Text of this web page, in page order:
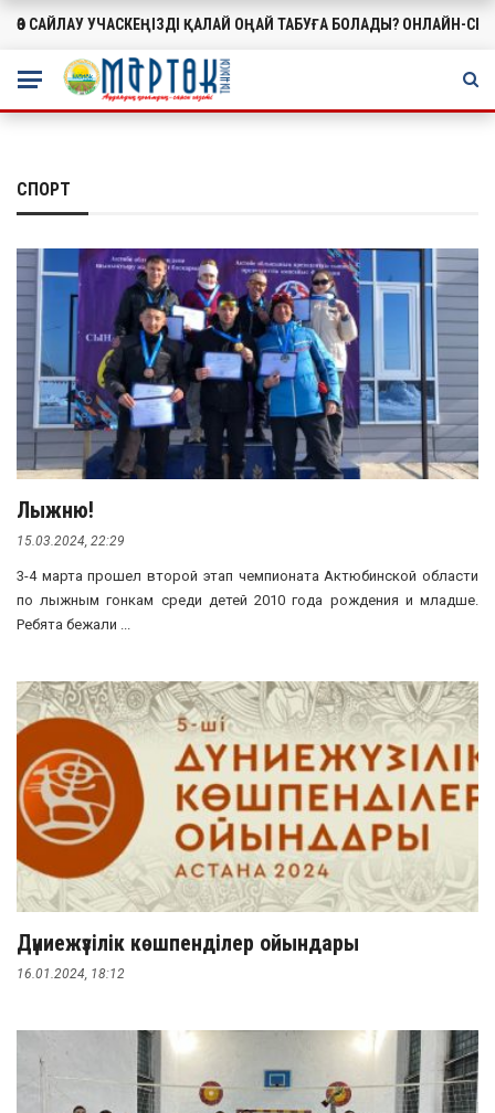
МАҢЫЗДЫ
ӨЗ САЙЛАУ УЧАСКЕҢІЗДІ ҚАЛАЙ ОҢАЙ ТАБУҒА БОЛАДЫ? ОНЛАЙН-
СПОРТ
Лыжню!
15.03.2024, 22:29
3-4 марта прошел второй этап чемпионата Актюбинской области
по лыжным гонкам среди детей 2010 года рождения и младше.
Ребята бежали ...
Дүниежүзілік көшпенділер ойындары
16.01.2024, 18:12